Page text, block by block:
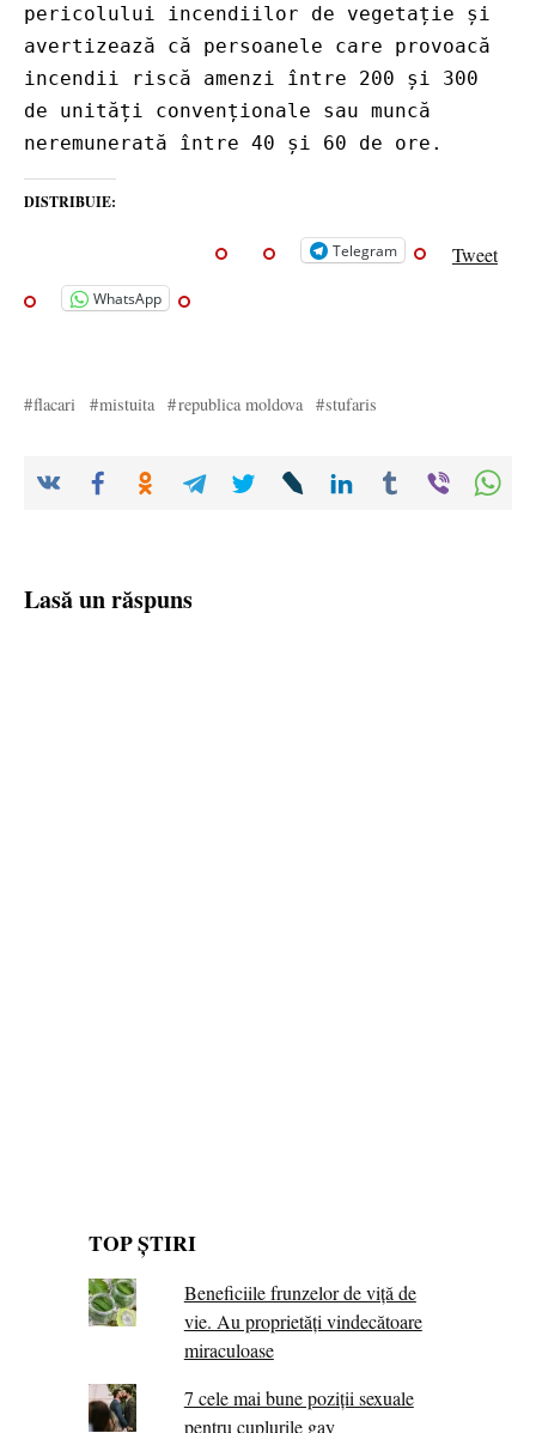
pericolului incendiilor de vegetație și
avertizează că persoanele care provoacă
incendii riscă amenzi între 200 și 300
de unități convenționale sau muncă
neremunerată între 40 și 60 de ore.
DISTRIBUIE:
Telegram Tweet
WhatsApp
flacari mistuita republica moldova stufaris
Lasă un răspuns
TOP ȘTIRI
Beneficiile frunzelor de viță de
vie. Au proprietăţi vindecătoare
miraculoase
7 cele mai bune poziții sexuale
pentru cuplurile gay